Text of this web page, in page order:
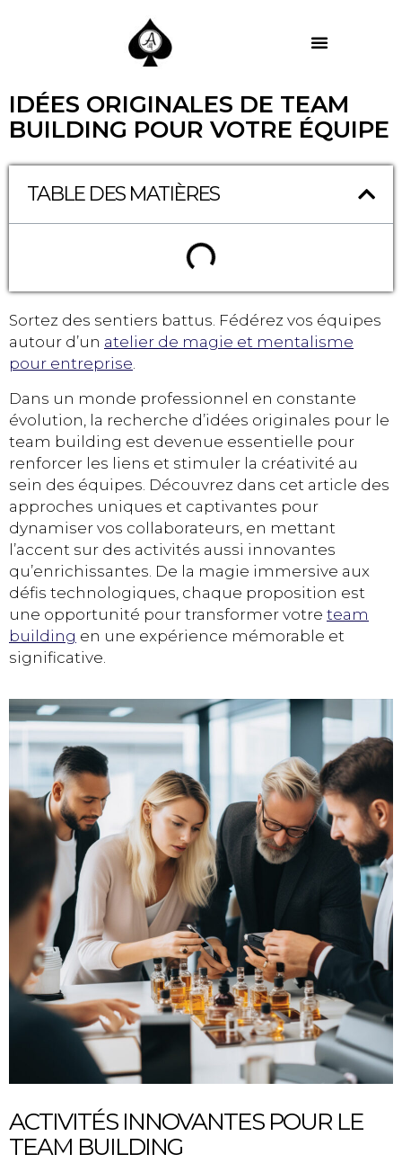
IDÉES ORIGINALES DE TEAM
BUILDING POUR VOTRE ÉQUIPE
TABLE DES MATIÈRES
Sortez des sentiers battus. Fédérez vos équipes
autour d’un atelier de magie et mentalisme
pour entreprise.
Dans un monde professionnel en constante
évolution, la recherche d’idées originales pour le
team building est devenue essentielle pour
renforcer les liens et stimuler la créativité au
sein des équipes. Découvrez dans cet article des
approches uniques et captivantes pour
dynamiser vos collaborateurs, en mettant
l’accent sur des activités aussi innovantes
qu’enrichissantes. De la magie immersive aux
défis technologiques, chaque proposition est
une opportunité pour transformer votre team
building en une expérience mémorable et
significative.
ACTIVITÉS INNOVANTES POUR LE
TEAM BUILDING